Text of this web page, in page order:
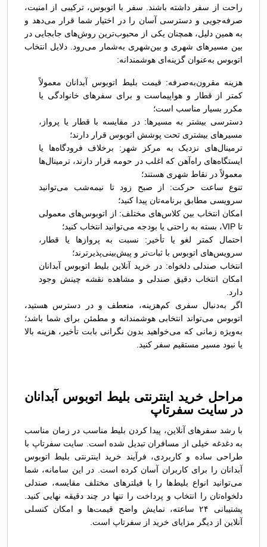
راحت از سفر داشته باشند. سفر با اتوبوس، ترکیبی از امنیت،
صرفه‌جویی و دسترسی آسان را در اختیار شما قرار می‌دهد و
به همین دلیل، همچنان یکی از محبوب‌ترین روش‌های جابجایی در
بین مسیرهای شهری و بین‌شهری به‌شمار می‌رود. دلایل انتخاب
اتوبوس به‌عنوان گزینه‌ای هوشمندانه:
هزینه مقرون‌به‌صرفه: قیمت بلیط اتوبوس آبدانان معمولاً
کمتر از قطار و هواپیماست و برای سفرهای خانوادگی یا
مکرر بسیار مناسب است؛
دسترسی بیشتر به مسیرها: در مقایسه با قطار یا پرواز،
مسیرهای بیشتری تحت پوشش اتوبوس قرار دارند؛
ترمینال‌های نزدیک به مرکز شهر: برخلاف فرودگاه‌ها یا
ایستگاه‌های راه‌آهن که اغلب در حومه قرار دارند، ترمینال‌ها
معمولاً در نقاط شهری هستند؛
تنوع ساعت حرکت: از صبح زود تا نیمه‌شب می‌توانید
سرویسی مطابق برنامه‌تان پیدا کنید؛
امکان انتخاب بین کلاس‌های مختلف: از اتوبوس‌های معمولی
تا VIP، بسته به راحتی یا بودجه می‌توانید انتخاب کنید؛
احتمال کمتر لغو یا تأخیر: نسبت به پروازها یا قطار،
سرویس‌های اتوبوس با ثبات‌تر و پیش‌بینی‌پذیرترند؛
انتخاب صندلی دلخواه: در خرید آنلاین بلیط اتوبوس آبدانان
امکان انتخاب دقیق صندلی و مشاهده نقشه چینش وجود
دارد.
اگر به‌دنبال سفری کم‌هزینه، منعطف و در دسترس هستید،
اتوبوس می‌تواند انتخابی هوشمندانه و مطمئن برای شما باشد؛
به‌ویژه زمانی که می‌خواهید بدون نگرانی بابت تأخیر، هزینه بالا
یا نبود مسیر مستقیم سفر کنید.
مراحل خرید اینترنتی بلیط اتوبوس آبدانان
در سایت سفرتاپ
با رشد سفرهای آنلاین، پیدا کردن بلیط مناسب در زمان مناسب
به دغدغه خیلی از مسافران تبدیل شده است. سایت سفرتاپ با
طراحی ساده و کاربردی، فرآیند خرید اینترنتی بلیط اتوبوس
آبدانان را برای کاربران آسان کرده است. در این سامانه، شما
می‌توانید انواع بلیط‌ها را با فیلترهای مختلف مقایسه، صندلی
دلخواه‌تان را انتخاب و پرداخت را تنها در چند دقیقه نهایی کنید.
پشتیبانی ۲۴ ساعته، نمایش واضح قیمت‌ها و امکان کنسلی
آنلاین از دیگر مزایای خرید از سفرتاپ است.